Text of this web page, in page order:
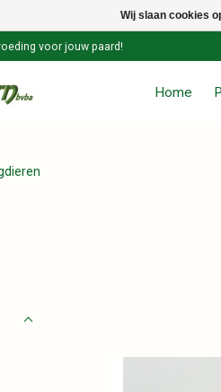
voor jouw paard!
Home
Wij slaan cookies